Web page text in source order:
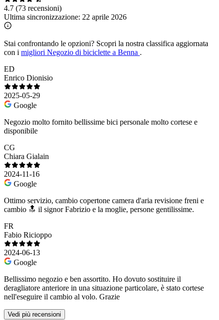
4.7 (73 recensioni)
Ultima sincronizzazione: 22 aprile 2026
Stai confrontando le opzioni? Scopri la nostra classifica aggiornata
con i migliori Negozio di biciclette a Benna .
ED
Enrico Dionisio
2025-05-29
Google
Negozio molto fornito bellissime bici personale molto cortese e
disponibile
CG
Chiara Gialain
2024-11-16
Google
Ottimo servizio, cambio copertone camera d'aria revisione freni e
cambio 🔝 il signor Fabrizio e la moglie, persone gentilissime.
FR
Fabio Ricioppo
2024-06-13
Google
Bellissimo negozio e ben assortito. Ho dovuto sostituire il
deragliatore anteriore in una situazione particolare, è stato cortese
nell'eseguire il cambio al volo. Grazie
Vedi più recensioni